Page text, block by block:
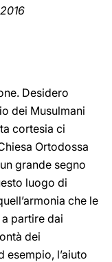
Desidero
dei Musulmani
cortesia ci
Ortodossa
grande segno
luogo di
che le
partire dai
dei
esempio, l’aiuto